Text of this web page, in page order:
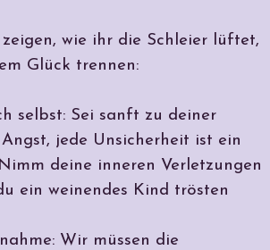
zeigen, wie ihr die Schleier lüftet,
Glück trennen:
selbst: Sei sanft zu deiner
Angst, jede Unsicherheit ist ein
deine inneren Verletzungen
ein weinendes Kind trösten
Wir müssen die